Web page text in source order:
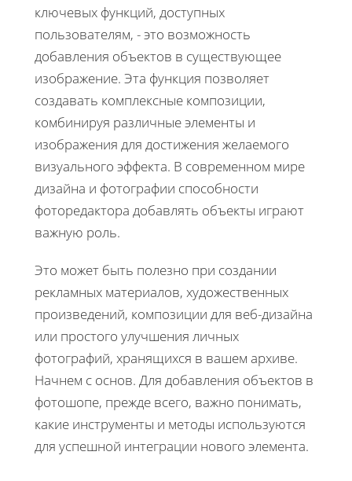
ключевых функций, доступных
пользователям, - это возможность
добавления объектов в существующее
изображение. Эта функция позволяет
создавать комплексные композиции,
комбинируя различные элементы и
изображения для достижения желаемого
визуального эффекта. В современном мире
дизайна и фотографии способности
фоторедактора добавлять объекты играют
важную роль.
Это может быть полезно при создании
рекламных материалов, художественных
произведений, композиции для веб-дизайна
или простого улучшения личных
фотографий, хранящихся в вашем архиве.
Начнем с основ. Для добавления объектов в
фотошопе, прежде всего, важно понимать,
какие инструменты и методы используются
для успешной интеграции нового элемента.